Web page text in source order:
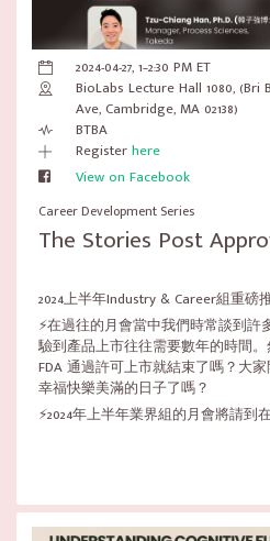
2024-04-27, 1–2:30 PM ET
BioLabs Lecture Hall 1080,
Ave, Cambridge, MA 02138)
BTBA
Registerhere
View on Facebook
Career Development Series
The Stories Post
2024上半年Industry & Career組重磅
⚡在過往的月會當中我們時常談到
驗到產品上市往往需要數年的時間
FDA 通過許可上市就結束了嗎？大
幸福快樂美滿的日子了嗎？
⚡2024年上半年業界組的月會將請到